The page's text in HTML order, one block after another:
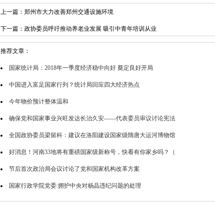
上一篇： 郑州市大力改善郑州交通设施环境
下一篇： 政协委员呼吁推动养老业发展 吸引中青年培训从业
推荐文章：
国家统计局：2018年一季度经济稳中向好 奠定良好开局
中国进入富足国家行列？统计局回应四大经济热点
今年物价预计整体温和
确保党和国家事业兴旺发达长治久安――代表委员审议讨论宪法
全国政协委员梁留科：建议在洛阳建设国家级隋唐大运河博物馆
好消息！河南33地将有重磅国家级新称号，快看有你家乡吗？（
节后首次政治局会议讨论了党和国家机构改革方案
国家行政学院党委:拥护中央对杨晶违纪问题的处理